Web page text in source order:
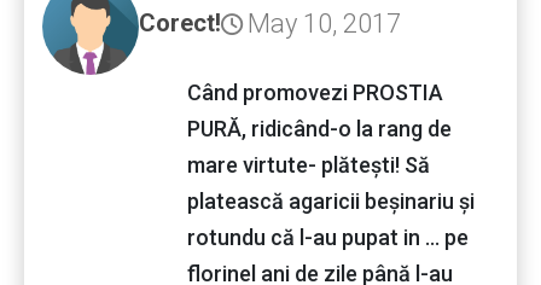
Corect! May 10, 2017
Când promovezi PROSTIA
PURĂ, ridicând-o la rang de
mare virtute- plătești! Să
platească agaricii beșinariu și
rotundu că l-au pupat in ... pe
florinel ani de zile până l-au